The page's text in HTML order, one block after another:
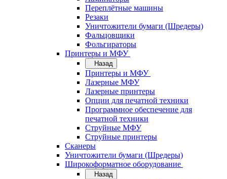
Переплётные машины
Резаки
Уничтожители бумаги (Шредеры)
Фальцовщики
Фольгираторы
Принтеры и МФУ
Назад
Принтеры и МФУ
Лазерные МФУ
Лазерные принтеры
Опции для печатной техники
Программное обеспечение для
печатной техники
Струйные МФУ
Струйные принтеры
Сканеры
Уничтожители бумаги (Шредеры)
Широкоформатное оборудование
Назад